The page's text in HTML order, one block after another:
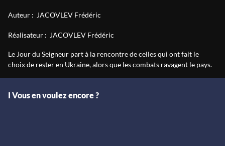
Auteur : JACOVLEV Frédéric
Réalisateur : JACOVLEV Frédéric
Le Jour du Seigneur part à la rencontre de celles qui ont fait le
choix de rester en Ukraine, alors que les combats ravagent le pays.
I Vous en voulez encore ?